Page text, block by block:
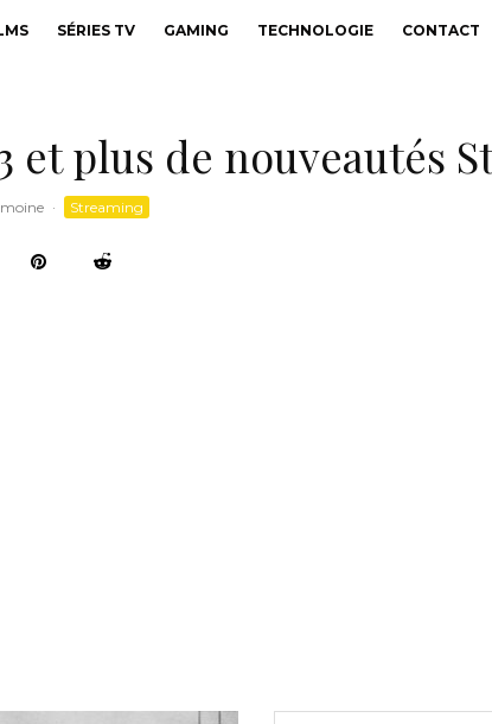
SÉRIES TV GAMING TECHNOLOGIE CONTACT
et plus de nouveautés
· Streaming